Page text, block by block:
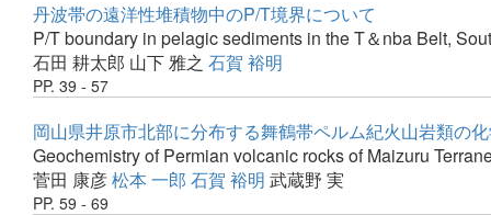
丹波帯の遠洋性堆積物中のP/T境界について
P/T boundary in pelagic sediments in the T＆nba Belt,
石田 耕太郎 山下 雅之 石賀 裕明
PP. 39 - 57
岡山県井原市北部に分布する舞鶴帯ペルム紀火山岩類の
Geochemistry of Permian volcanic rocks of Maizuru
菅田 康彦松本 一郎 石賀 裕明 武蔵野 実
PP. 59 - 69